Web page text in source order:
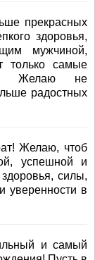
прекрасных
здоровья,
мужчиной,
только самые
Желаю не
радостных
Желаю, чтоб
успешной и
силы,
уверенности в
и самый